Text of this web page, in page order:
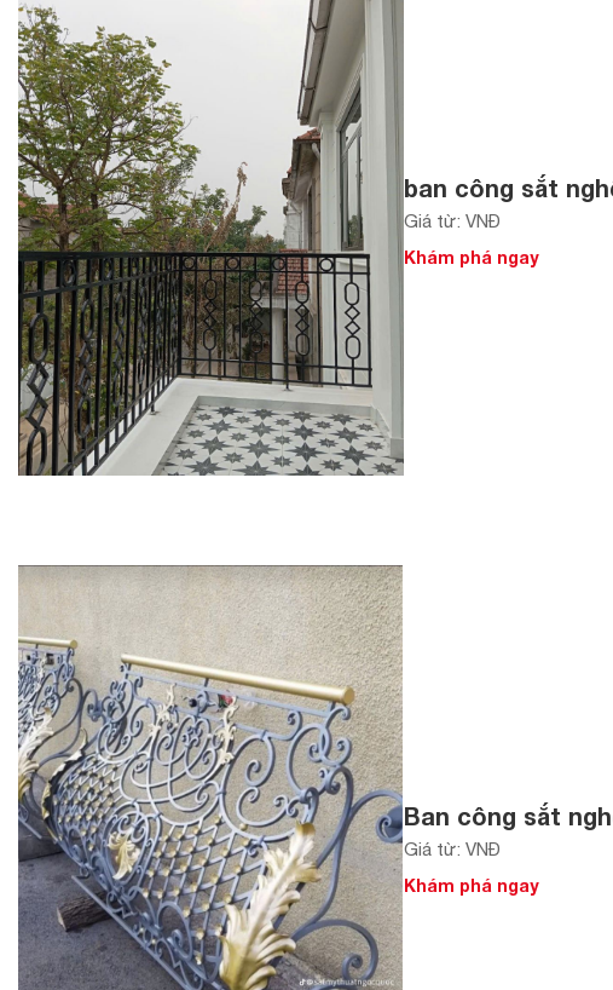
ban công sắt
Giá từ: VNĐ
Khám phá ngay
Ban công sắt
Giá từ: VNĐ
Khám phá ngay